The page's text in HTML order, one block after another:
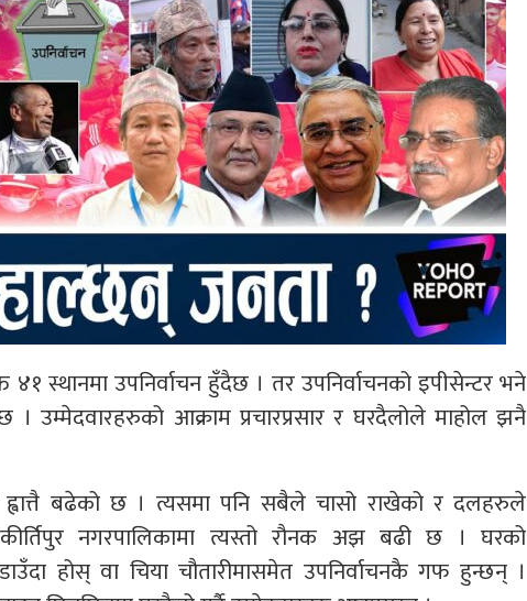
स्थानमा उपनिर्वाचन हुँदैछ । तर उपनिर्वाचनको इपीसेन्टर भने
। उम्मेदवारहरुको आक्राम प्रचारप्रसार र घरदैलोले माहोल झनै
ह्वात्तै बढेको छ । त्यसमा पनि सबैले चासो राखेको र दलहरुले
कीर्तिपुर नगरपालिकामा त्यस्तो रौनक अझ बढी छ । घरको
होस् वा चिया चौतारीमासमेत उपनिर्वाचनकै गफ हुन्छन् ।